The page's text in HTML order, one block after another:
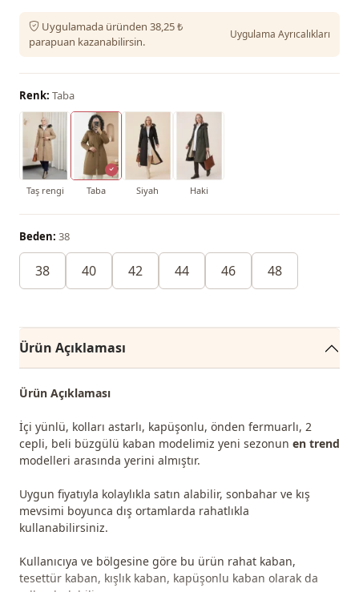
Uygulamada üründen 38,25 ₺
parapuan kazanabilirsin.
Uygulama Ayrıcalıkları
Renk: Taba
Taş rengi Taba Siyah Haki
Beden: 38
38 40 42 44 46 48
Ürün Açıklaması
Ürün Açıklaması
İçi yünlü, kolları astarlı, kapüşonlu, önden fermuarlı, 2
cepli, beli büzgülü kaban modelimiz yeni sezonun en trend
modelleri arasında yerini almıştır.
Uygun fiyatıyla kolaylıkla satın alabilir, sonbahar ve kış
mevsimi boyunca dış ortamlarda rahatlıkla
kullanabilirsiniz.
Kullanıcıya ve bölgesine göre bu ürün rahat kaban,
tesettür kaban, kışlık kaban, kapüşonlu kaban olarak da